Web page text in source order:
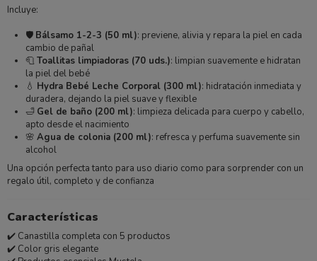
Incluye:
🛡️ Bálsamo 1-2-3 (50 ml): previene, alivia y repara la piel en cada
cambio de pañal
🧻 Toallitas limpiadoras (70 uds.): limpian suavemente e hidratan
la piel del bebé
💧 Hydra Bebé Leche Corporal (300 ml): hidratación inmediata y
duradera, dejando la piel suave y flexible
🛁 Gel de baño (200 ml): limpieza delicada para cuerpo y cabello,
apto desde el nacimiento
🌸 Agua de colonia (200 ml): refresca y perfuma suavemente sin
alcohol
Una opción perfecta tanto para uso diario como para sorprender con un
regalo útil, completo y de confianza
Características
✔️ Canastilla completa con 5 productos
✔️ Color gris elegante